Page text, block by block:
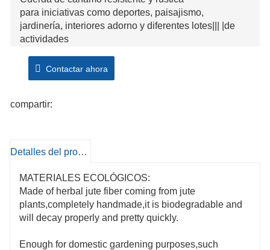
para iniciativas como deportes, paisajismo,
jardinería, interiores adorno y diferentes lotes||| |de
actividades
Estar en una posición para soportar condiciones
duras, resistente a la humedad, la abrasión y todas
Contactar ahora
compartir:
Detalles del producto
MATERIALES ECOLÓGICOS:
Made of herbal jute fiber coming from jute
plants,completely handmade,it is biodegradable and
will decay properly and pretty quickly.
Enough for domestic gardening purposes,such